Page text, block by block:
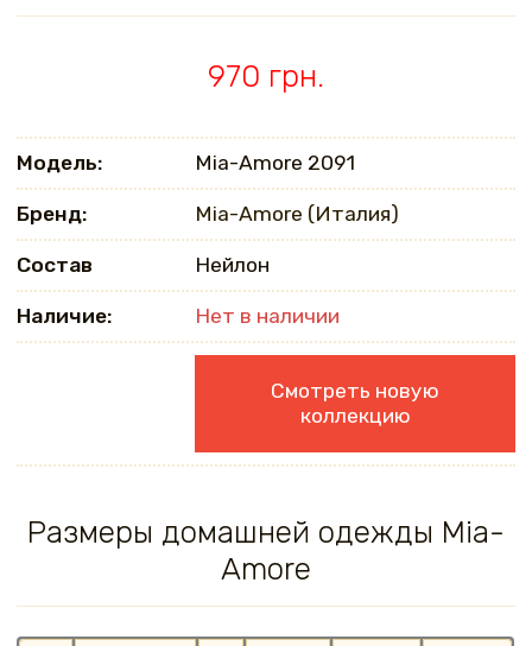
970 грн.
Модель: Mia-Amore 2091
Бренд: Mia-Amore (Италия)
Состав Нейлон
Наличие: Нет в наличии
Смотреть новую
коллекцию
Размеры домашней одежды Mia-
Amore